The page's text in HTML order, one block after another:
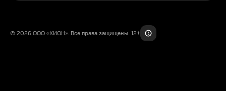
© 2026 ООО «КИОН». Все права защищены. 12+